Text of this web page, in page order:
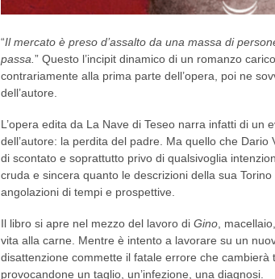
“Il mercato è preso d’assalto da una massa di
passa. ” Questo l’incipit dinamico di un romanzo
contrariamente alla prima parte dell’opera, poi ne
dell’autore.
L’opera edita da La Nave di Teseo narra infatti di un
dell’autore: la perdita del padre. Ma quello che
di scontato e soprattutto privo di qualsivoglia
cruda e sincera quanto le descrizioni della sua
angolazioni di tempi e prospettive.
Il libro si apre nel mezzo del lavoro di Gino,
vita alla carne. Mentre è intento a lavorare su un
disattenzione commette il fatale errore che cambierà
provocandone un taglio, un’infezione, una diagnosi.